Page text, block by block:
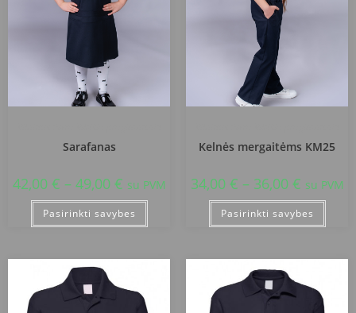
Sarafanas
42,00 € – 49,00 € su PVM
Pasirinkti savybes
Kelnės mergaitėms KM25
34,00 € – 36,00 € su PVM
Pasirinkti savybes